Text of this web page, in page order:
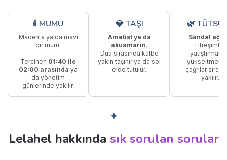
🕯 MUMU
Macenta ya da mavi
bir mum.
Tercihen 01:40 ile
02:00 arasında ya
da yönetim
günlerinde yakılır.
💎 TAŞI
Ametist ya da
akuamarin.
Dua sırasında kalbe
yakın taşınır ya da sol
elde tutulur.
🌿
Sandal
Titreşimleri
yatıştırmak
yükseltmek
çağrılar
yakılır.
✦
Lelahel hakkında sık sorulan sorular